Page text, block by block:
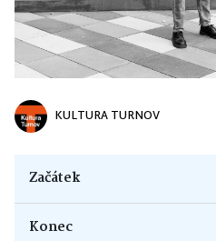
KULTURA TURNOV
Začátek
Konec